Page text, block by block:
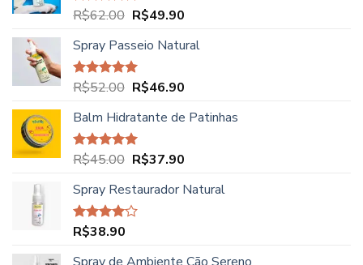
Avaliação
R$62.00 O
original
era:
R$62.00.
R$49.90O
atual
R$49.90.
Spray Passeio Natural
Avaliação
R$52.00 O
original
era:
R$52.00.
R$46.90O
atual
R$46.90.
Balm Hidratante de Patinhas
Avaliação
R$45.00 O
original
era:
R$37.90O
atual
Spray Restaurador Natural
Avaliação
5
R$38.90